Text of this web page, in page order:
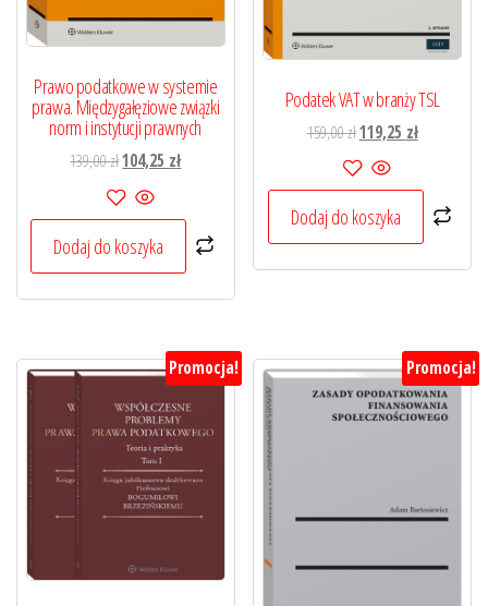
Prawo podatkowe w systemie
prawa. Międzygałęziowe związki
norm i instytucji prawnych
139,00złPierwotna
cena
wynosiła:
139,00 zł.
104,25 złAktualna
104,25 zł.
Dodaj do koszyka
Podatek VAT w branży TSL
159,00złPierwotna
cena
wynosiła:
159,00 zł.
119,25 złAktualna
119,25 zł.
Dodaj do koszyka
Promocja! Promocja!